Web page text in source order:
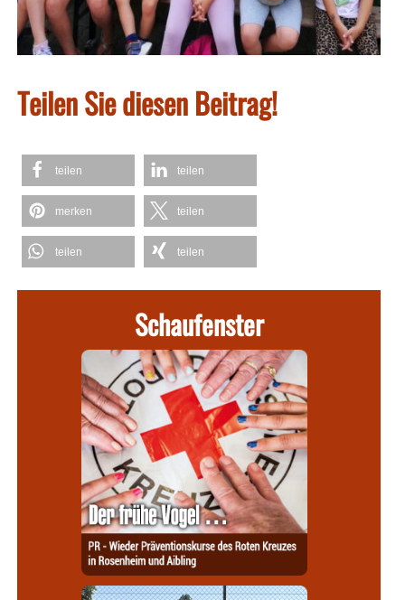
Teilen Sie diesen Beitrag!
teilen teilen
merken teilen
teilen teilen
Schaufenster